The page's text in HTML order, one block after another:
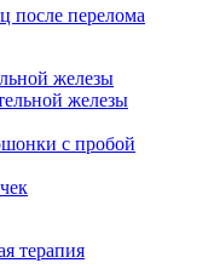
после перелома
железы
железы
с пробой
терапия